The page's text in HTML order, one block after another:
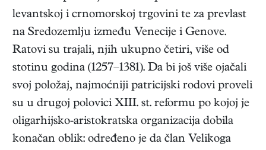
levantskoj i crnomorskoj trgovini te za prevlast
na Sredozemlju između Venecije i Genove.
Ratovi su trajali, njih ukupno četiri, više od
stotinu godina (1257–1381). Da bi još više ojačali
svoj položaj, najmoćniji patricijski rodovi proveli
su u drugoj polovici XIII. st. reformu po kojoj je
oligarhijsko-aristokratska organizacija dobila
konačan oblik: određeno je da član Velikoga